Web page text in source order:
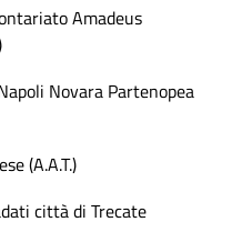
Amadeus
Novara Partenopea
(A.A.T.)
città di Trecate